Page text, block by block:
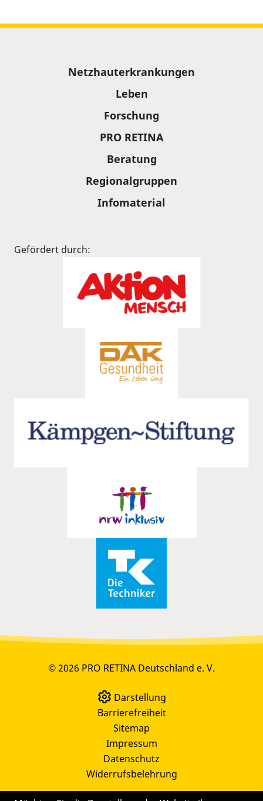
Netzhauterkrankungen
Leben
Forschung
PRO RETINA
Beratung
Regionalgruppen
Infomaterial
Gefördert durch:
© 2026 PRO RETINA Deutschland e. V.
Darstellung
Barrierefreiheit
Sitemap
Impressum
Datenschutz
Widerrufsbelehrung